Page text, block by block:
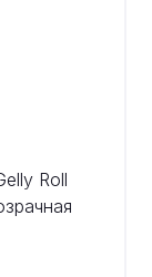
Roll